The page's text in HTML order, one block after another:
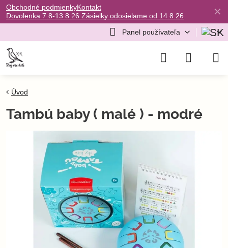
✕
Obchodné podmienkyKontakt
Dovolenka 7.8-13.8.26 Zásielky odosielame od 14.8.26
Panel používateľa
Úvod
Tambú baby ( malé ) - modré